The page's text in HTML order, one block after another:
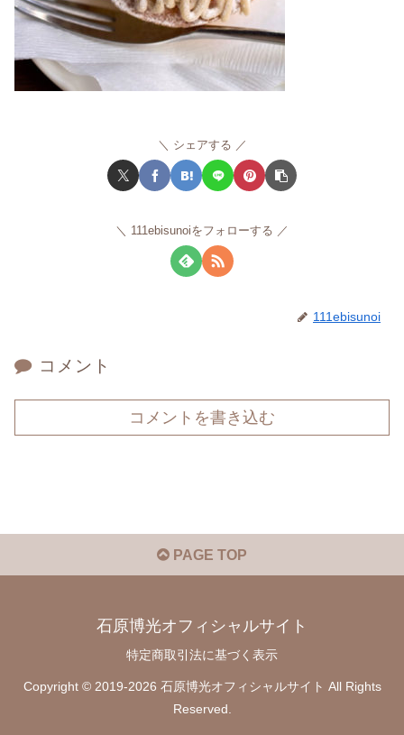
シェアする
111ebisunoiをフォローする
111ebisunoi
コメント
コメントを書き込む
PAGE TOP
石原博光オフィシャルサイト
特定商取引法に基づく表示
Copyright © 2019-2026 石原博光オフィシャルサイト All Rights
Reserved.